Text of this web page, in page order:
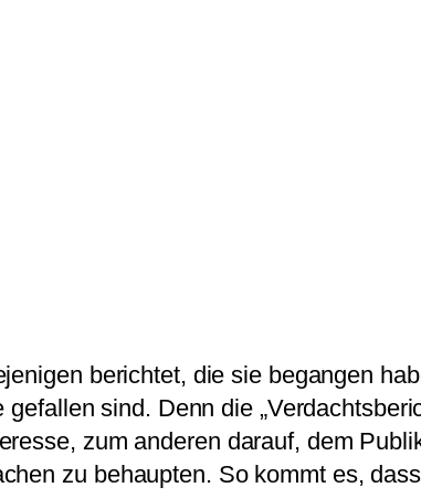
berichtet, die sie begangen
sind. Denn die
zum anderen darauf, dem
zu behaupten. So kommt es,